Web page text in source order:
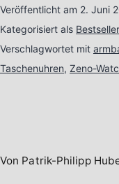
Veröffentlicht am 2. Juni
Kategorisiert als Bestseller
Verschlagwortet mit
Taschenuhren, Zeno-
Von Patrik-Philipp